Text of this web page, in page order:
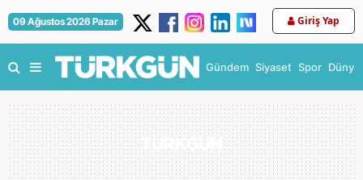
09 Ağustos 2026 Pazar Giriş Yap
Gündem Siyaset Spor Dünya